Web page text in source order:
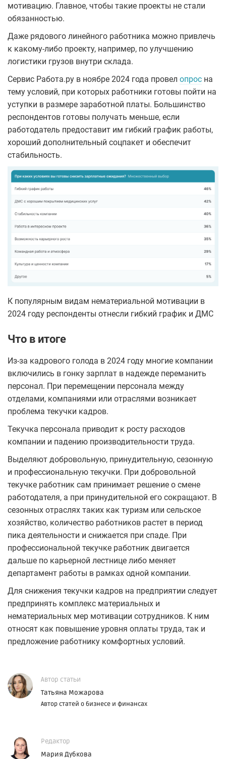
мотивацию. Главное, чтобы такие проекты не стали
обязанностью.
Даже рядового линейного работника можно привлечь
к какому-либо проекту, например, по улучшению
логистики грузов внутри склада.
Сервис Работа.ру в ноябре 2024 года провел опрос на
тему условий, при которых работники готовы пойти на
уступки в размере заработной платы. Большинство
респондентов готовы получать меньше, если
работодатель предоставит им гибкий график работы,
хороший дополнительный соцпакет и обеспечит
стабильность.
К популярным видам нематериальной мотивации в
2024 году респонденты отнесли гибкий график и ДМС
Что в итоге
Из-за кадрового голода в 2024 году многие компании
включились в гонку зарплат в надежде переманить
персонал. При перемещении персонала между
отделами, компаниями или отраслями возникает
проблема текучки кадров.
Текучка персонала приводит к росту расходов
компании и падению производительности труда.
Выделяют добровольную, принудительную, сезонную
и профессиональную текучки. При добровольной
текучке работник сам принимает решение о смене
работодателя, а при принудительной его сокращают. В
сезонных отраслях таких как туризм или сельское
хозяйство, количество работников растет в период
пика деятельности и снижается при спаде. При
профессиональной текучке работник двигается
дальше по карьерной лестнице либо меняет
департамент работы в рамках одной компании.
Для снижения текучки кадров на предприятии следует
предпринять комплекс материальных и
нематериальных мер мотивации сотрудников. К ним
относят как повышение уровня оплаты труда, так и
предложение работнику комфортных условий.
Автор статьи
Татьяна Можарова
Автор статей о бизнесе и финансах
Редактор
Мария Дубкова